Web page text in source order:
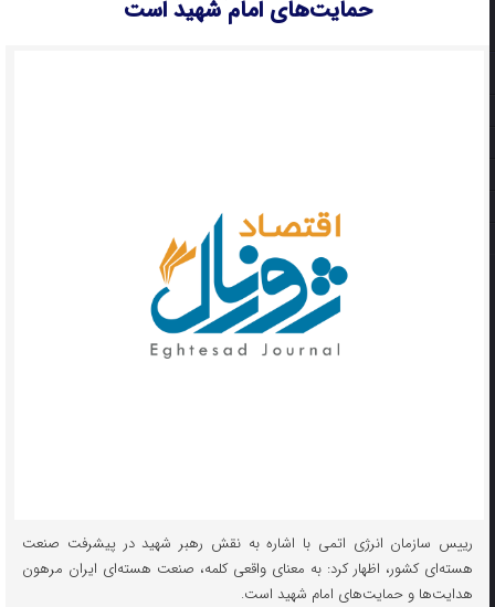
حمایت‌های امام شهید است
رییس سازمان انرژی اتمی با اشاره به نقش رهبر شهید در پیشرفت صنعت
هسته‌ای کشور، اظهار کرد: به معنای واقعی کلمه، صنعت هسته‌ای ایران مرهون
هدایت‌ها و حمایت‌های امام شهید است.